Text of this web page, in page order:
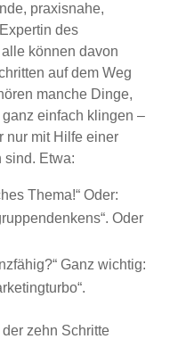
praxisnahe,
des
können davon
auf dem Weg
manche Dinge,
einfach klingen –
nur mit Hilfe einer
sind. Etwa:
Thema!“ Oder:
Oder
Ganz wichtig:
zehn Schritte